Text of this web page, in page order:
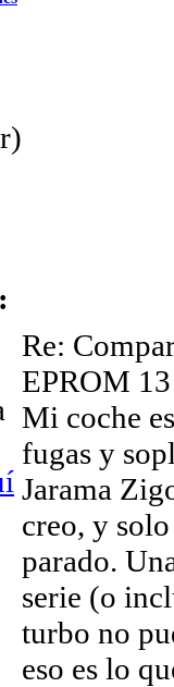
Re:
EPROM
Mi coche
fugas y
Jarama
creo, y
parado.
serie (o
turbo no
eso es lo